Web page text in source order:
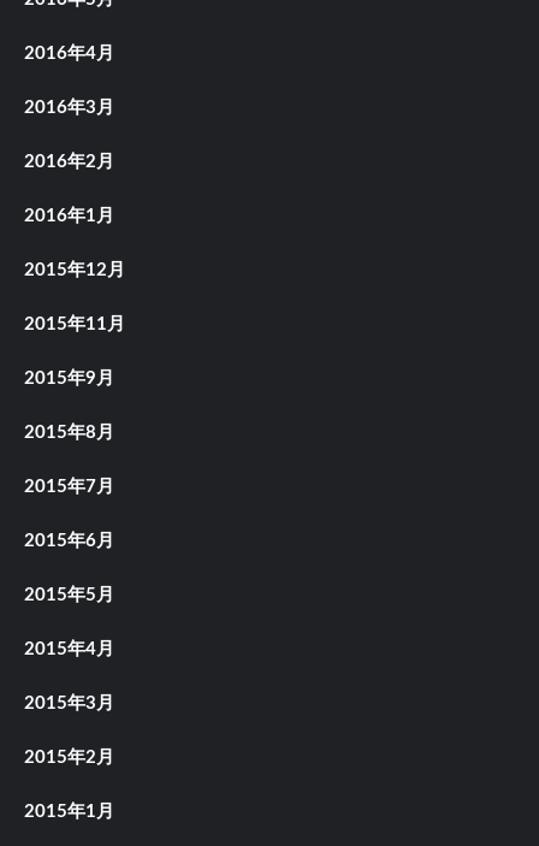
2016年4月
2016年3月
2016年2月
2016年1月
2015年12月
2015年11月
2015年9月
2015年8月
2015年7月
2015年6月
2015年5月
2015年4月
2015年3月
2015年2月
2015年1月